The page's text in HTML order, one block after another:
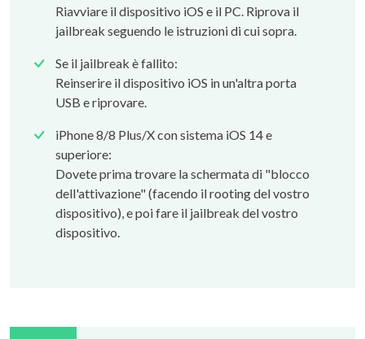
Riavviare il dispositivo iOS e il PC. Riprova il
jailbreak seguendo le istruzioni di cui sopra.
Se il jailbreak è fallito:
Reinserire il dispositivo iOS in un'altra porta
USB e riprovare.
iPhone 8/8 Plus/X con sistema iOS 14 e
superiore:
Dovete prima trovare la schermata di "blocco
dell'attivazione" (facendo il rooting del vostro
dispositivo), e poi fare il jailbreak del vostro
dispositivo.